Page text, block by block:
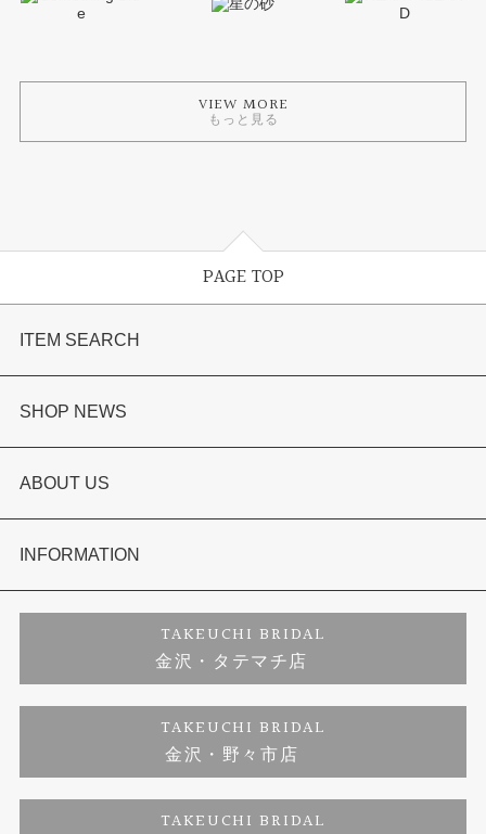
VIEW MORE
もっと見る
PAGE TOP
ITEM SEARCH
婚約指輪
結婚指輪
セットリング
婚約ネックレス
ダイヤモンド
ジュエリーリフォーム
SHOP NEWS
選ばれる理由まとめ
お客様の声
プロポーズサポート
ブランドリスト
福井指輪工房｜手作りペアリング
福井指輪工房｜手作り結婚指輪 and 婚約指輪
ABOUT US
会社概要
お客様の声
INFORMATION
プライバシーポリシー
TAKEUCHI BRIDAL
金沢・タテマチ店
TAKEUCHI BRIDAL
金沢・野々市店
TAKEUCHI BRIDAL